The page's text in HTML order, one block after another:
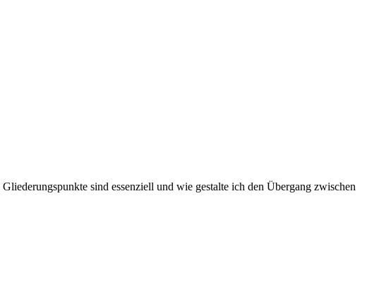
sind essenziell und wie gestalte ich den Übergang zwischen